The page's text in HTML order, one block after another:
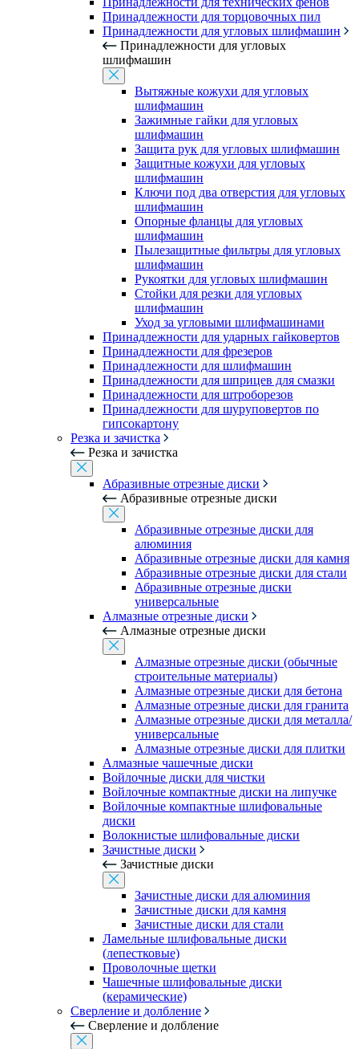
Принадлежности для торцовочных пил
Принадлежности для угловых шлифмашин
Принадлежности для угловых
шлифмашин
Вытяжные кожухи для угловых
шлифмашин
Зажимные гайки для угловых
шлифмашин
Защита рук для угловых шлифмашин
Защитные кожухи для угловых
шлифмашин
Ключи под два отверстия для угловых
шлифмашин
Опорные фланцы для угловых
шлифмашин
Пылезащитные фильтры для угловых
шлифмашин
Рукоятки для угловых шлифмашин
Стойки для резки для угловых
шлифмашин
Уход за угловыми шлифмашинами
Принадлежности для ударных гайковертов
Принадлежности для фрезеров
Принадлежности для шлифмашин
Принадлежности для шприцев для смазки
Принадлежности для штроборезов
Принадлежности для шуруповертов по
гипсокартону
Резка и зачистка
Резка и зачистка
Абразивные отрезные диски
Абразивные отрезные диски
Абразивные отрезные диски для
алюминия
Абразивные отрезные диски для камня
Абразивные отрезные диски для стали
Абразивные отрезные диски
универсальные
Алмазные отрезные диски
Алмазные отрезные диски
Алмазные отрезные диски (обычные
строительные материалы)
Алмазные отрезные диски для бетона
Алмазные отрезные диски для гранита
Алмазные отрезные диски для металла/
универсальные
Алмазные отрезные диски для плитки
Алмазные чашечные диски
Войлочные диски для чистки
Войлочные компактные диски на липучке
Войлочные компактные шлифовальные
диски
Волокнистые шлифовальные диски
Зачистные диски
Зачистные диски
Зачистные диски для алюминия
Зачистные диски для камня
Зачистные диски для стали
Ламельные шлифовальные диски
(лепестковые)
Проволочные щетки
Чашечные шлифовальные диски
(керамические)
Сверление и долбление
Сверление и долбление